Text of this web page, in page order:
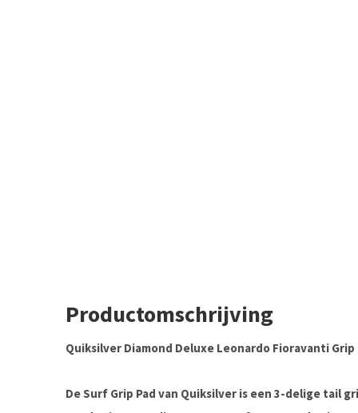
Productomschrijving
Quiksilver Diamond Deluxe Leonardo Fioravanti Grip
De Surf Grip Pad van Quiksilver is een 3-delige tail